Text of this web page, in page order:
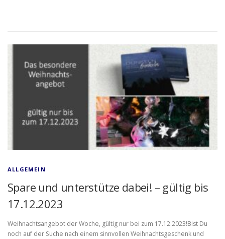
ALLGEMEIN
Spare und unterstütze dabei! – gültig bis
17.12.2023
Weihnachtsangebot der Woche, gültig nur bei zum 17.12.2023!Bist Du
noch auf der Suche nach einem sinnvollen Weihnachtsgeschenk und